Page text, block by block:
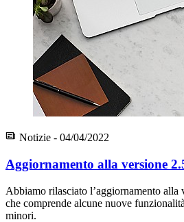
Notizie - 04/04/2022
Aggiornamento alla versione
Abbiamo rilasciato l’aggiornamento
che comprende alcune nuove
minori.